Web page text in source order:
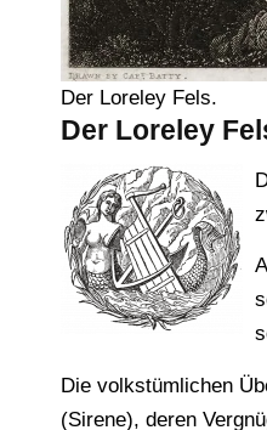
Der Loreley Fels.
Der Loreley
Die volkstümlichen
(Sirene), deren